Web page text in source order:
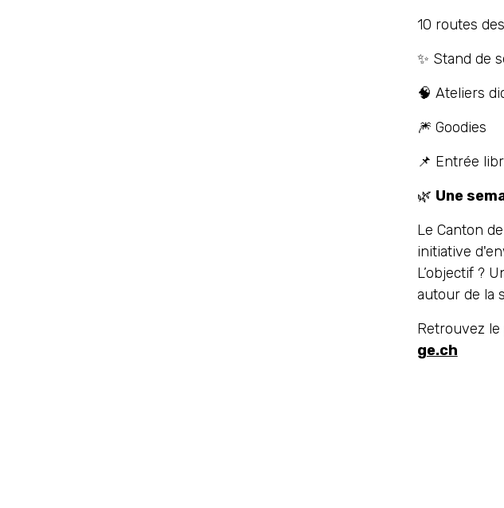
10 routes
✨ Stand de
🧠 Ateliers
🎆 Goodies
📌 Entrée
🌿 Une
Le Canton
initiative
L’objectif ?
autour de la
Retrouvez
ge.ch